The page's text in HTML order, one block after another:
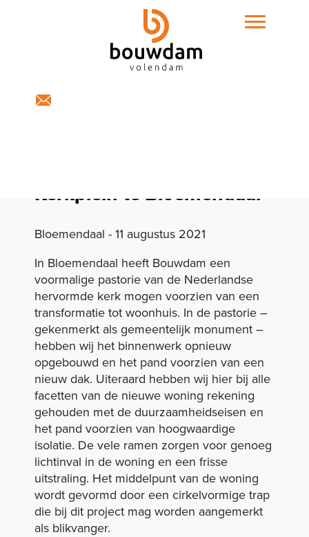
Projecten
Expertises
Portfolio
Duurzaamheid
Home
Kerkplein te Bloemendaal
Bloemendaal - 11 augustus 2021
In Bloemendaal heeft Bouwdam een
voormalige pastorie van de Nederlandse
hervormde kerk mogen voorzien van een
transformatie tot woonhuis. In de pastorie –
gekenmerkt als gemeentelijk monument –
hebben wij het binnenwerk opnieuw
opgebouwd en het pand voorzien van een
nieuw dak. Uiteraard hebben wij hier bij alle
facetten van de nieuwe woning rekening
gehouden met de duurzaamheidseisen en
het pand voorzien van hoogwaardige
isolatie. De vele ramen zorgen voor genoeg
lichtinval in de woning en een frisse
uitstraling. Het middelpunt van de woning
wordt gevormd door een cirkelvormige trap
die bij dit project mag worden aangemerkt
als blikvanger.